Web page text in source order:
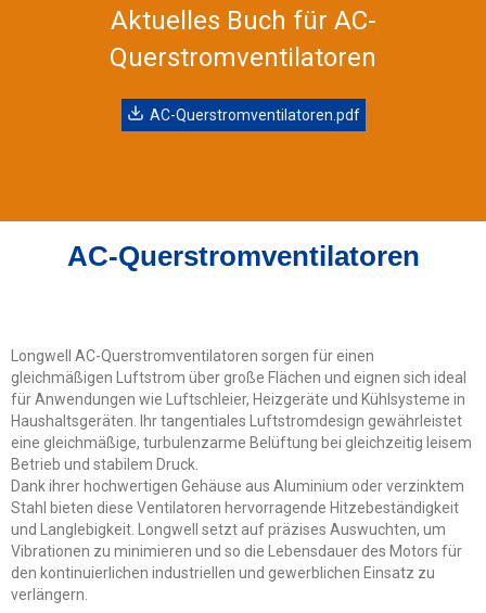
Aktuelles Buch für AC-
Querstromventilatoren
AC-Querstromventilatoren.pdf
AC-Querstromventilatoren
Longwell AC-Querstromventilatoren sorgen für einen
gleichmäßigen Luftstrom über große Flächen und eignen sich ideal
für Anwendungen wie Luftschleier, Heizgeräte und Kühlsysteme in
Haushaltsgeräten. Ihr tangentiales Luftstromdesign gewährleistet
eine gleichmäßige, turbulenzarme Belüftung bei gleichzeitig leisem
Betrieb und stabilem Druck.
Dank ihrer hochwertigen Gehäuse aus Aluminium oder verzinktem
Stahl bieten diese Ventilatoren hervorragende Hitzebeständigkeit
und Langlebigkeit. Longwell setzt auf präzises Auswuchten, um
Vibrationen zu minimieren und so die Lebensdauer des Motors für
den kontinuierlichen industriellen und gewerblichen Einsatz zu
verlängern.